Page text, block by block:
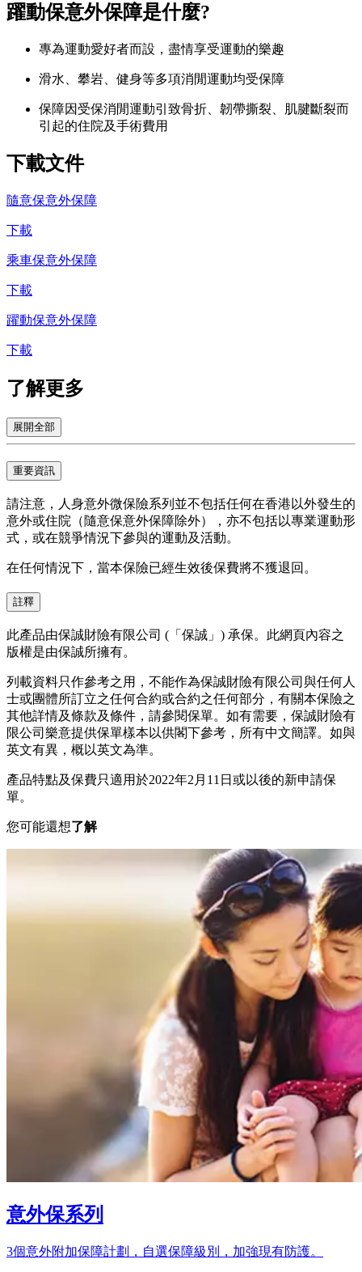
躍動保意外保障是什麼?
專為運動愛好者而設，盡情享受運動的樂趣
滑水、攀岩、健身等多項消閒運動均受保障
保障因受保消閒運動引致骨折、韌帶撕裂、肌腱斷裂而
引起的住院及手術費用
下載文件
隨意保意外保障
下載
乘車保意外保障
下載
躍動保意外保障
下載
了解更多
展開全部
重要資訊
請注意，人身意外微保險系列並不包括任何在香港以外發生的
意外或住院（隨意保意外保障除外），亦不包括以專業運動形
式，或在競爭情況下參與的運動及活動。
在任何情況下，當本保險已經生效後保費將不獲退回。
註釋
此產品由保誠財險有限公司 (「保誠」) 承保。此網頁內容之
版權是由保誠所擁有。
列載資料只作參考之用，不能作為保誠財險有限公司與任何人
士或團體所訂立之任何合約或合約之任何部分，有關本保險之
其他詳情及條款及條件，請參閱保單。如有需要，保誠財險有
限公司樂意提供保單樣本以供閣下參考，所有中文簡譯。如與
英文有異，概以英文為準。
產品特點及保費只適用於2022年2月11日或以後的新申請保
單。
您可能還想了解
意外保系列
3個意外附加保障計劃，自選保障級別，加強現有防護。